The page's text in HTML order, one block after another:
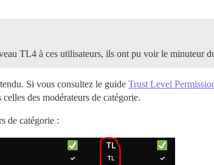
TL4 à ces utilisateurs, ils ont pu voir le minuteur
Si vous consultez le guide Trust Level
des modérateurs de catégorie.
de catégorie :